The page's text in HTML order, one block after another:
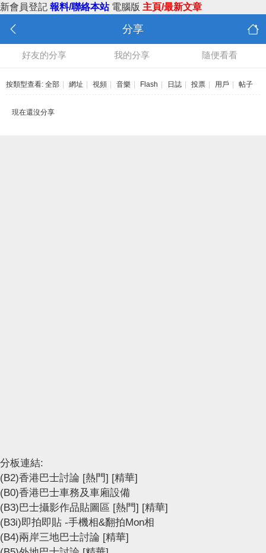
新會員登記 報料/聯絡本站 電腦版 主頁/最新文章
分享
好友的分享 我的分享 隨便看看
按類型查看: 全部 網址 視頻 音樂 Flash 日誌 投票 用戶 帖子
現在還沒分享
分板連結:
(B2)香港巴士討論 [熱門] [精華]
(B0)香港巴士車務及車廂設備
(B3)巴士攝影作品貼圖區 [熱門] [精華]
(B3i)即拍即貼 -手機相&翻拍Mon相
(B4)兩岸三地巴士討論 [精華]